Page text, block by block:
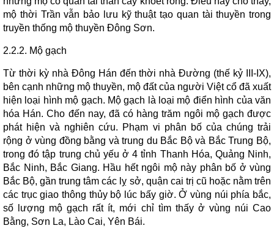
mộ thời Trần vẫn bảo lưu kỹ thuật tạo quan tài thuyền trong
truyền thống mộ thuyền Đông Sơn.
2.2.2. Mộ gạch
Từ thời kỳ nhà Đông Hán đến thời nhà Đường (thế kỷ III-IX),
bên cạnh những mộ thuyền, mộ đất của người Việt cổ đã xuất
hiện loại hình mộ gạch. Mộ gạch là loại mộ điển hình của văn
hóa Hán. Cho đến nay, đã có hàng trăm ngôi mộ gạch được
phát hiện và nghiên cứu. Phạm vi phân bố của chúng trải
rộng ở vùng đồng bằng và trung du Bắc Bộ và Bắc Trung Bộ,
trong đó tập trung chủ yếu ở 4 tỉnh Thanh Hóa, Quảng Ninh,
Bắc Ninh, Bắc Giang. Hầu hết ngôi mộ này phân bố ở vùng
Bắc Bộ, gần trung tâm các lỵ sở, quận cai trị cũ hoặc nằm trên
các trục giao thông thủy bộ lúc bấy giờ. Ở vùng núi phía bắc,
số lượng mộ gạch rất ít, mới chỉ tìm thấy ở vùng núi Cao
Bằng, Sơn La, Lào Cai, Yên Bái.